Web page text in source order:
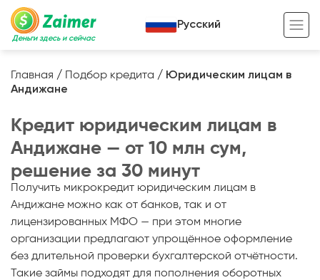
Деньги здесь и сейчас
Кредит под залог
Кредит под залог авто
Кредит под залог недвижимости
Кредит под залог спецтехники
Кредит онлайн
Кредит для предпринимателей
Кредит для самозанятых
Жизненный цикл вашего кредита
Полезные статьи
Кредитный калькулятор
Русский
Главная / Подбор кредита / Юридическим лицам в
Андижане
Кредит юридическим лицам в
Андижане — от 10 млн сум,
решение за 30 минут
Получить микрокредит юридическим лицам в
Андижане можно как от банков, так и от
лицензированных МФО — при этом многие
организации предлагают упрощённое оформление
без длительной проверки бухгалтерской отчётности.
Такие займы подходят для пополнения оборотных